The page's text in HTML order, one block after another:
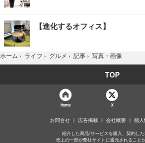
【進化するオフィス】
ホーム › ライフ › グルメ › 記事 › 写真・画像
TOP
Home X
お問合せ 広告掲載 会社概要 個
紹介した商品/サービスを購入、契約した
売上の一部が弊社サイトに還元されることが